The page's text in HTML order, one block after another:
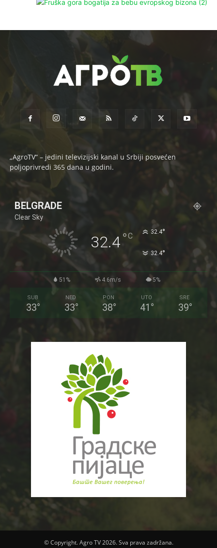
„AgroTV“ – jedini televizijski kanal u Srbiji posvećen
poljoprivredi 365 dana u godini.
BELGRADE
Clear Sky
32.4°C 32.4°
32.4°
51% 4.6m/s 5%
SUB
33°
NED
33°
PON
38°
UTO
41 °
SRE
39°
© Copyright. Agro TV 2026. Sva prava zadržana.